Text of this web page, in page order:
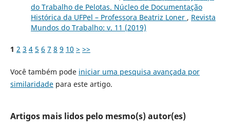
do Trabalho de Pelotas. Núcleo de Documentação
Histórica da UFPel – Professora Beatriz Loner , Revista
Mundos do Trabalho: v. 11 (2019)
1 2 3 4 5 6 7 8 9 10 > >>
Você também pode iniciar uma pesquisa avançada por
similaridadepara este artigo.
Artigos mais lidos pelo mesmo(s) autor(es)